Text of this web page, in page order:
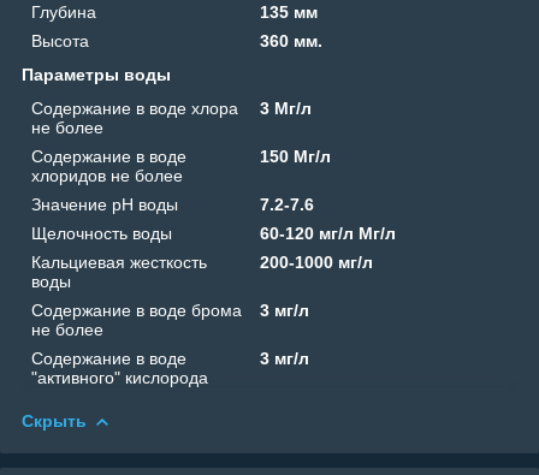
Глубина
135 мм
Высота
360 мм.
Параметры воды
Содержание в воде хлора
не более
3 Мг/л
Содержание в воде
хлоридов не более
150 Мг/л
Значение рН воды
7.2-7.6
Щелочность воды
60-120 мг/л Мг/л
Кальциевая жесткость
воды
200-1000 мг/л
Содержание в воде брома
не более
3 мг/л
Содержание в воде
"активного" кислорода
3 мг/л
Скрыть